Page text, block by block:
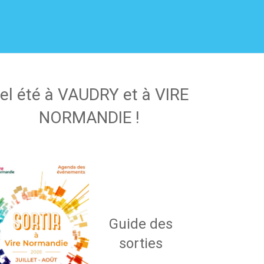
été à VAUDRY et à VIRE
NORMANDIE !
Guide des
sorties